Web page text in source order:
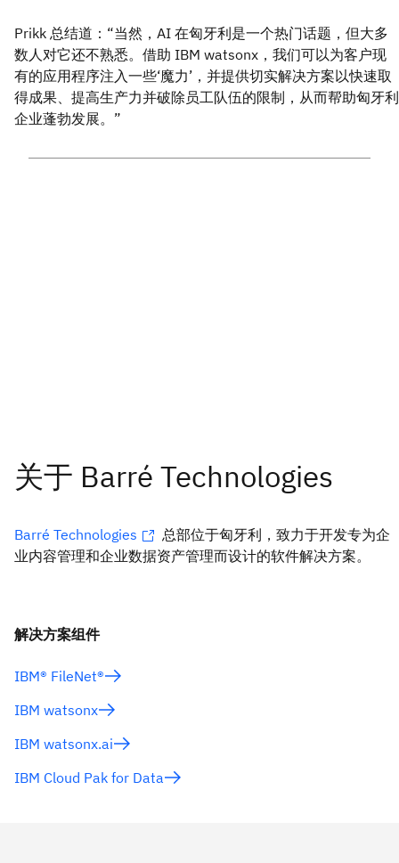
Prikk 总结道：“当然，AI 在匈牙利是一个热门话题，但大多
数人对它还不熟悉。借助 IBM watsonx，我们可以为客户现
有的应用程序注入一些‘魔力’，并提供切实解决方案以快速取
得成果、提高生产力并破除员工队伍的限制，从而帮助匈牙利
企业蓬勃发展。”
Barré Technologies
总部位于匈牙利，致力于开发专为企
业内容管理和企业数据资产管理而设计的软件解决方案。
解决方案组件
IBM® FileNet®
IBM watsonx
IBM watsonx.ai
IBM Cloud Pak for Data